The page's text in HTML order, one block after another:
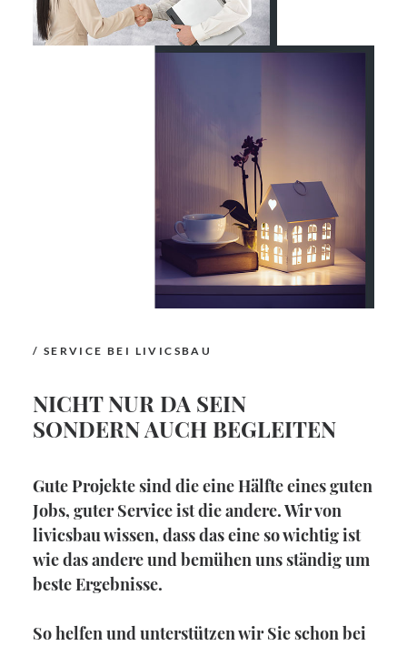
/ SERVICE BEI LIVICSBAU
NICHT NUR DA SEIN
SONDERN AUCH BEGLEITEN
Gute Projekte sind die eine Hälfte eines guten
Jobs, guter Service ist die andere. Wir von
livicsbau wissen, dass das eine so wichtig ist
wie das andere und bemühen uns ständig um
beste Ergebnisse.
So helfen und unterstützen wir Sie schon bei